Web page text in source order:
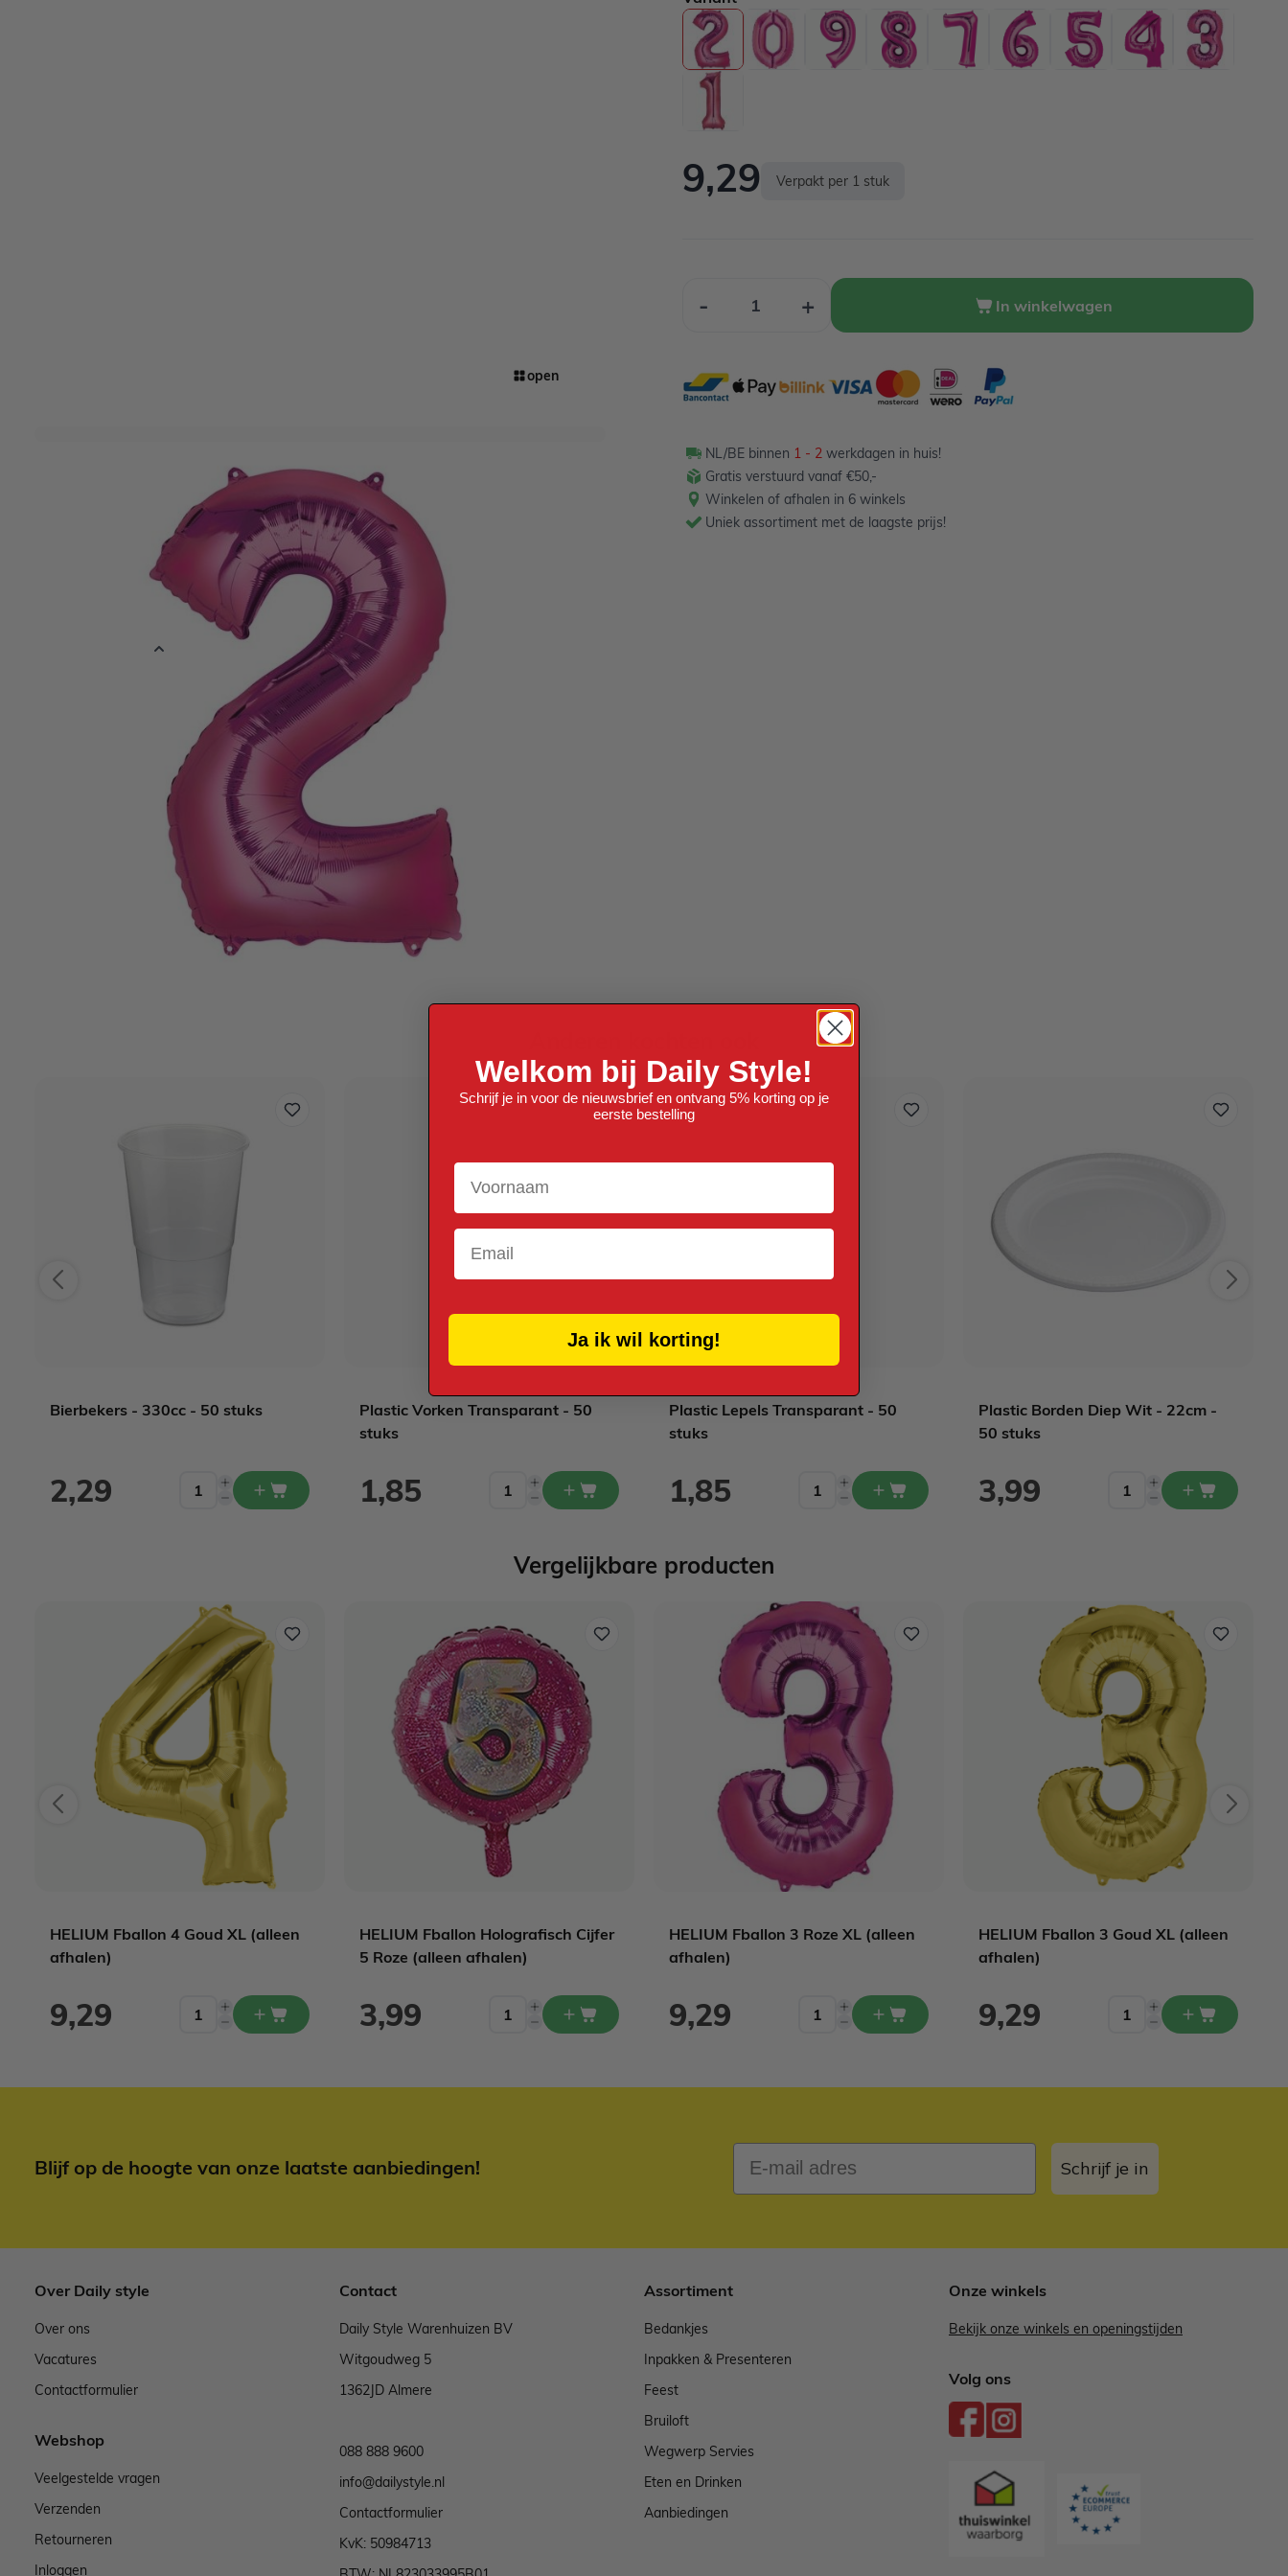
open
Let op: deze helium ballon is alleen beschikbaar bij afhaal bij een winkel. Zodra jij je
bestelling komt ophalen, vullen wij de bestelde ballon met helium. Optie verzenden is
dus niet mogelijk bij deze ballon.
Vier je verjaardag met deze leuke folieballon als decoratie! De folieballon is 55 x 83 cm groot,
maar wordt plat gevouwen en onopgeblazen geleverd. De folieballon kan met lucht of helium
5712735007081
Roze
Verpakt per 1 stuk
55 x 83 cm
Ja
9,29 Verpakt per 1 stuk
- + In winkelwagen
NL/BE binnen 1 - 2 werkdagen in huis!
Gratis verstuurd vanaf €50,-
Winkelen of afhalen in 6 winkels
Uniek assortiment met de laagste prijs!
Bierbekers - 330cc - 50 stuks
2,29
Plastic Vorken Transparant - 50
stuks
1,85
Plastic Lepels Transparant - 50
stuks
1,85
Plastic Borden Diep Wit - 22cm -
50 stuks
3,99
Vergelijkbare producten
HELIUM Fballon 4 Goud XL (alleen
afhalen)
9,29
HELIUM Fballon Holografisch Cijfer
5 Roze (alleen afhalen)
3,99
HELIUM Fballon 3 Roze XL (alleen
afhalen)
9,29
HELIUM Fballon 3 Goud XL (alleen
afhalen)
9,29
Blijf op de hoogte van onze laatste aanbiedingen!
E-mail adres
Schrijf je in
Over Daily style
Over ons
Vacatures
Contactformulier
Webshop
Veelgestelde vragen
Verzenden
Retourneren
Inloggen
Contact
Daily Style Warenhuizen BV
Witgoudweg 5
1362JD Almere
088 888 9600
info@dailystyle.nl
Contactformulier
KvK: 50984713
Assortiment
Bedankjes
Inpakken & Presenteren
Feest
Bruiloft
Wegwerp Servies
Eten en Drinken
Aanbiedingen
Onze winkels
Bekijk onze winkels en openingstijden
Volg ons
Welkom bij Daily Style!
Schrijf je in voor de nieuwsbrief en ontvang 5% korting op je
eerste bestelling
Voornaam
Email
Ja ik wil korting!